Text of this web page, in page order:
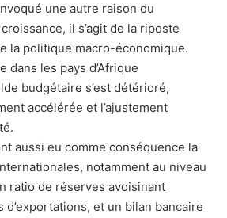
une autre raison du
il s’agit de la riposte
la politique macro-économique.
dans les pays d’Afrique
budgétaire s’est détérioré,
accélérée et l’ajustement
aussi eu comme conséquence la
notamment au niveau
ratio de réserves avoisinant
et un bilan bancaire